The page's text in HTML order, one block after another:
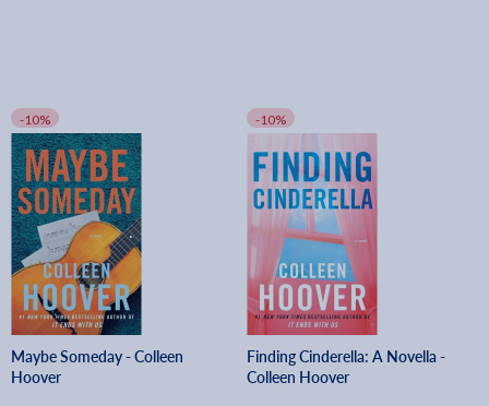
-10%
Maybe Someday - Colleen
Hoover
-10%
Finding Cinderella: A Novella -
Colleen Hoover